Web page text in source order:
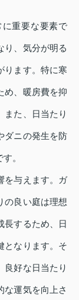
重要な要素で
り、気分が明る
ります。特に寒
め、暖房費を抑
また、日当たり
ダニの発生を防
。
を与えます。ガ
の良い庭は理想
長するため、日
となります。そ
良好な日当たり
な運気を向上さ